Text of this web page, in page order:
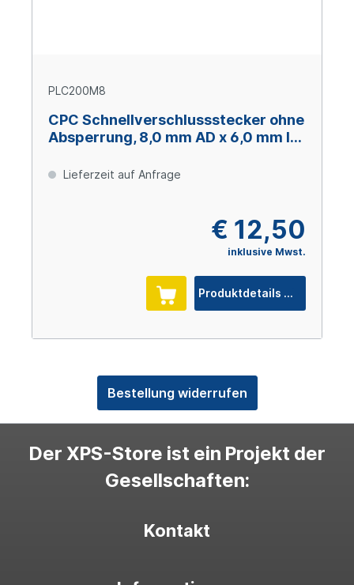
PLC200M8
CPC Schnellverschlussstecker ohne
Absperrung, 8,0 mm AD x 6,0 mm ID,
Lieferzeit auf Anfrage
€ 12,50
inklusive Mwst.
Produktdetails
Bestellung widerrufen
Der XPS-Store ist ein Projekt der
Gesellschaften:
Kontakt